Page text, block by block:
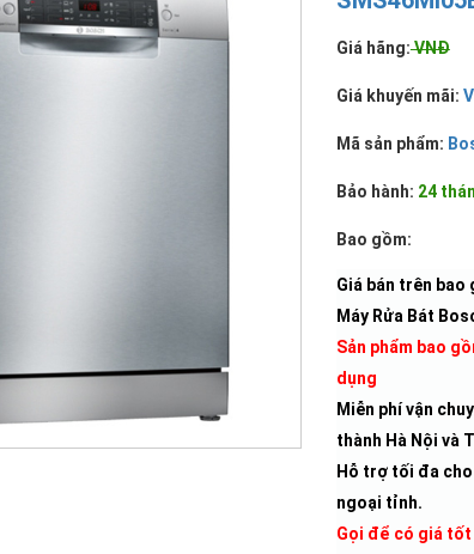
Giá hãng:VNĐ
Giá khuyến mãi:
Mã sản phẩm:
Bảo hành: 24
Bao gồm:
Giá bán trên bao
Máy Rửa Bát
Sản phẩm bao
dụng
Miễn phí vận
thành Hà Nội và
Hỗ trợ tối đa
ngoại tỉnh.
Gọi để có giá tốt